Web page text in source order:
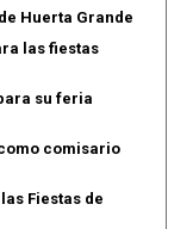
Huerta Grande
las fiestas
su feria
comisario
Fiestas de